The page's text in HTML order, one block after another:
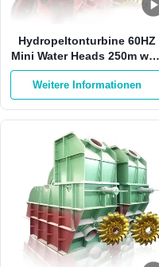
Hydropeltonturbine 60HZ
Mini Water Heads 250m weg
Rad-der Turbine von der
Sticheleien-500RPM Pelton
Weitere Informationen